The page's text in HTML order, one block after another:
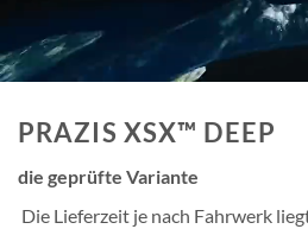
PRAZIS XSX™ DEEP
die geprüfte Variante
Die Lieferzeit je nach Fahrwerk